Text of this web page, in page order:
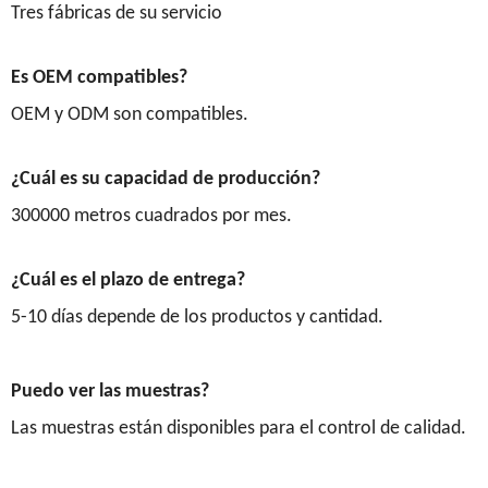
Tres fábricas de su servicio
Es OEM compatibles?
OEM y ODM son compatibles.
¿Cuál es su capacidad de producción?
300000 metros cuadrados por mes.
¿Cuál es el plazo de entrega?
5-10 días depende de los productos y cantidad.
Puedo ver las muestras?
Las muestras están disponibles para el control de calidad.